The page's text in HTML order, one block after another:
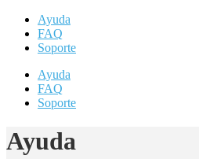
Ayuda
FAQ
Soporte
Ayuda
FAQ
Soporte
Ayuda